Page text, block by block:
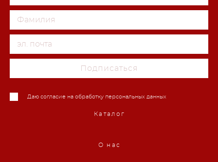
Подписаться
Даю согласие на обработку персональных данных
Каталог
О нас